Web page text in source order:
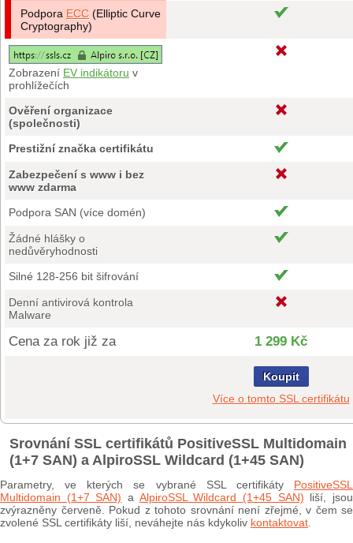
Podpora ECC (Elliptic Curve
Cryptography)
Zobrazení EV indikátoru v
prohlížečích
Ověření organizace
(společnosti)
Prestižní značka certifikátu
Zabezpečení s www i bez
www zdarma
Podpora SAN (více domén)
Žádné hlášky o
nedůvěryhodnosti
Silné 128-256 bit šifrování
Denní antivirová kontrola
Malware
Cena za rok již za 1 299 Kč
Koupit
Více o tomto SSL certifikátu
Srovnání SSL certifikátů PositiveSSL Multidomain
(1+7 SAN) a AlpiroSSL Wildcard (1+45 SAN)
Parametry, ve kterých se vybrané SSL certifikáty PositiveSSL
Multidomain (1+7 SAN) a AlpiroSSL Wildcard (1+45 SAN) liší, jsou
zvýrazněny červeně. Pokud z tohoto srovnání není zřejmé, v čem se
zvolené SSL certifikáty liší, neváhejte nás kdykoliv kontaktovat